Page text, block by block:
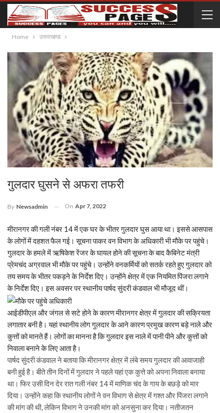
Home उत्तराखण्ड
गुलदार घुसने से अफरा तफरी
By Newsadmin On Apr 7, 2022
मीरानगर की गली नंबर 14 में एक घर के भीतर गुलदार घुस आया था। इससे आसपास
के लोगों में दहशत फैल गई। सूचना पाकर वन विभाग के अधिकारी भी मौके पर पहुंचे।
गुलदार के हमले में ऋषिकेश रेंजर के घायल होने की सूचना के बाद कैबिनेट मंत्री
प्रेमचंद अग्रवाल भी मौके पर पहुंचे। उन्होंने वनकर्मियों को सतर्क रहते हुए गुलदार को
तय समय के भीतर पकड़ने के निर्देश दिए। उन्होंने क्षेत्र में एक नियमित पिंजरा लगाने
के निर्देश दिए। इस अवसर पर स्थानीय पार्षद सुंदरी कंडवाल भी मौजूद थीं।
आईडीपीएल और जंगल से सटे होने के कारण मीरानगर क्षेत्र में गुलदार की सक्रियता
लगातार बनी है। यहां स्थानीय लोग गुलदार के आने कारण प्रमुख कारण बड़े नाले और
कुत्तों को मानते हैं। लोगों का मानना है कि गुलदार इस नाले में पानी पीने और कुत्तों को
निवाला बनाने के लिए आता है।
पार्षद सुंदरी कंडवाल ने बताया कि मीरानगर क्षेत्र में लंबे समय गुलदार की आवाजाही
बनी हुई है। बीते तीन दिनों में गुलदार ने पहले यहां एक कुत्ते को अपना निवाला बनाया
था। फिर उसी दिन देर रात गली नंबर 14 में माणिक चंद के गाय के बछड़े को मार
दिया। उन्होंने कहा कि स्थानीय लोगों ने वन विभाग से क्षेत्र में गश्त और पिंजरा लगाने
की मांग की थी, लेकिन विभाग ने उनकी मांग को अनसुना कर दिया। नतीजतन